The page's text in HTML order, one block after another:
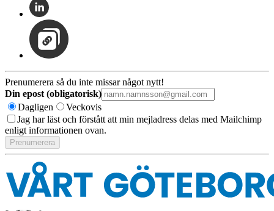
Prenumerera så du inte missar något nytt!
Din epost (obligatorisk)
Dagligen
Veckovis
Jag har läst och förstått att min mejladress delas med Mailchimp
enligt informationen ovan.